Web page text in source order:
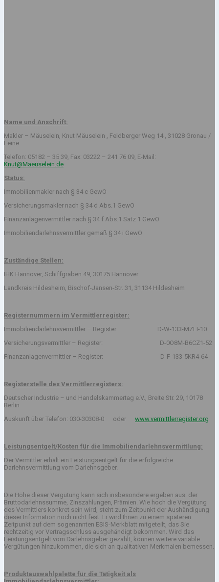
Name und Anschrift:
Makler – Mäuselein, Knut Mäuselein , Feldberger Weg 14 , 31028 Gronau /
Leine
Telefon: 05182 – 35 39, Fax: 03222 – 241 76 09, E-Mail:
Knut@Maeuselein.de
Status:
Immobilienmakler nach § 34 c GewO
Versicherungsmakler nach § 34 d Abs.1 GewO
Finanzanlagenvermittler nach § 34 f Abs.1 Satz 1 GewO
Immobiliendarlehnsvermittler gemäß § 34 i GewO
Zuständige Stellen:
IHK Hannover, Schiffgraben 49, 30175 Hannover
Landkreis Hildesheim, Bischof-Jansen-Str. 31, 31134 Hildesheim
Registernummern im Vermittlerregister:
Immobiliendarlehnsvermittler – Register: D-W-133-MZLI-10
Versicherungsvermittler – Register: D-0O8M-B6CZ1-52
Finanzanlagenvermittler – Register: D-F-133-5KR4-64
Registerstelle des Vermittlerregisters:
Deutscher Industrie – und Handelskammertag e.V., Breite Str. 29, 10178
Berlin
Auskunft über Telefon: 030-30308-0 oder www.vermittlerregister.org
Leistungsentgelt/Kosten für die Immobiliendarlehnsvermittlung:
Der Vermittler erhält ein Leistungsentgelt für die erfolgreiche
Darlehnsvermittlung vom Darlehnsgeber.
Die Höhe dieser Vergütung kann sich insbesondere ergeben aus: der
Bruttodarlehnssumme, Zinszahlungen, Prämien. Wie hoch die Vergütung
des Vermittlers konkret sein wird, steht zum Zeitpunkt der Aushändigung
dieser Information noch nicht fest. Er wird Ihnen zu einem späteren
Zeitpunkt auf dem sogenannten ESIS-Merkblatt mitgeteilt, das Sie
rechtzeitig vor Vertragsschluss ausgehändigt bekommen. Wird das
Leistungsentgelt vom Darlehnsgeber gezahlt, können weitere variable
Vergütungen hinzukommen, die sich an qualitativen Merkmalen bemessen.
Produktauswahlpalette für die Tätigkeit als